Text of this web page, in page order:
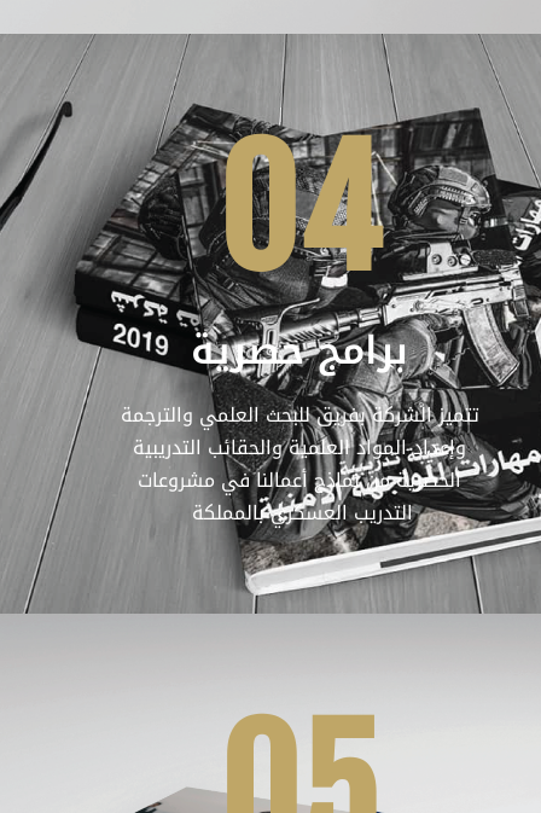
04
برامج حصرية
تتميز الشركة بفريق للبحث العلمي والترجمة
وإعداد المواد العلمية والحقائب التدريبية
الحصرية من نماذج أعمالنا في مشروعات
التدريب العسكري بالمملكة